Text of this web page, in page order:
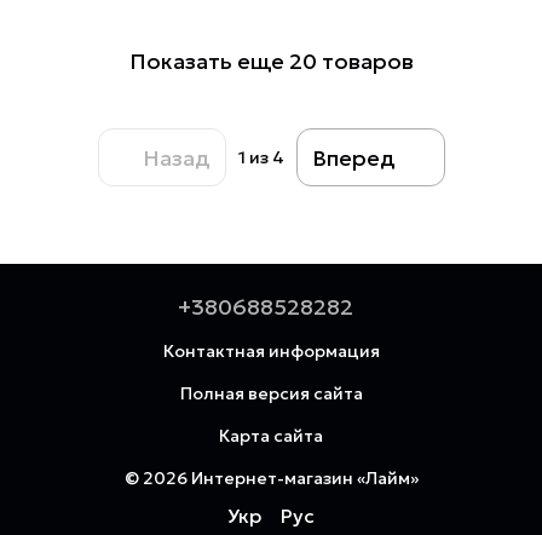
Показать еще 20 товаров
Назад 1 из 4 Вперед
+380688528282
Контактная информация
Полная версия сайта
Карта сайта
© 2026 Интернет-магазин «Лайм»
Укр Рус